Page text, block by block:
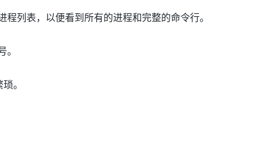
程列表，以便看到所有的进程和完整的命令行。
。